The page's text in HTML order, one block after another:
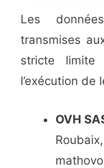
Les
transmises
stricte
l’exécution de
OVH